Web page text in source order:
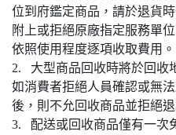
位到府鑑定商品，請於退貨
附上或拒絕原廠指定服務單
依照使用程度逐項收取費用。
2. 大型商品回收時將於回收
如消費者拒絕人員確認或無
後，則不允回收商品並拒絕退
3. 配送或回收商品僅有一次